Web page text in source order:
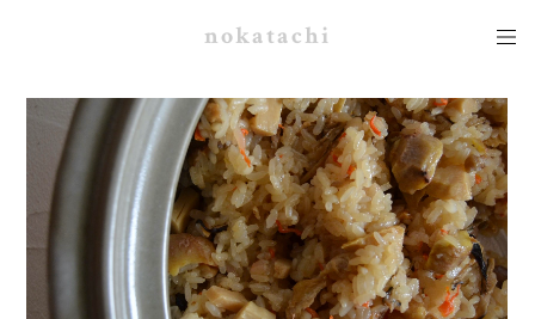
nokatachi